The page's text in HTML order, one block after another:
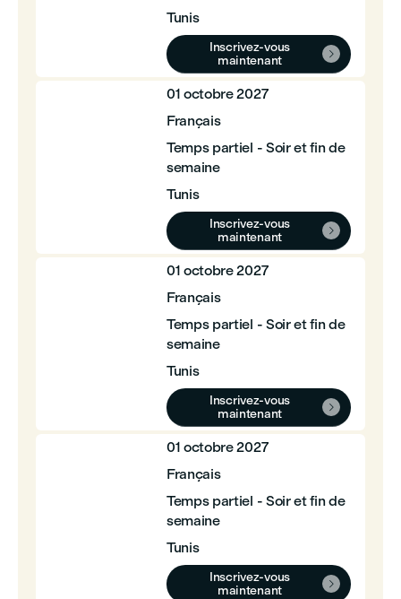
Tunis
Inscrivez-vous
maintenant

01 octobre 2027
Français
Temps partiel - Soir et fin de
semaine
Tunis
Inscrivez-vous
maintenant

01 octobre 2027
Français
Temps partiel - Soir et fin de
semaine
Tunis
Inscrivez-vous
maintenant

01 octobre 2027
Français
Temps partiel - Soir et fin de
semaine
Tunis
Inscrivez-vous
maintenant
